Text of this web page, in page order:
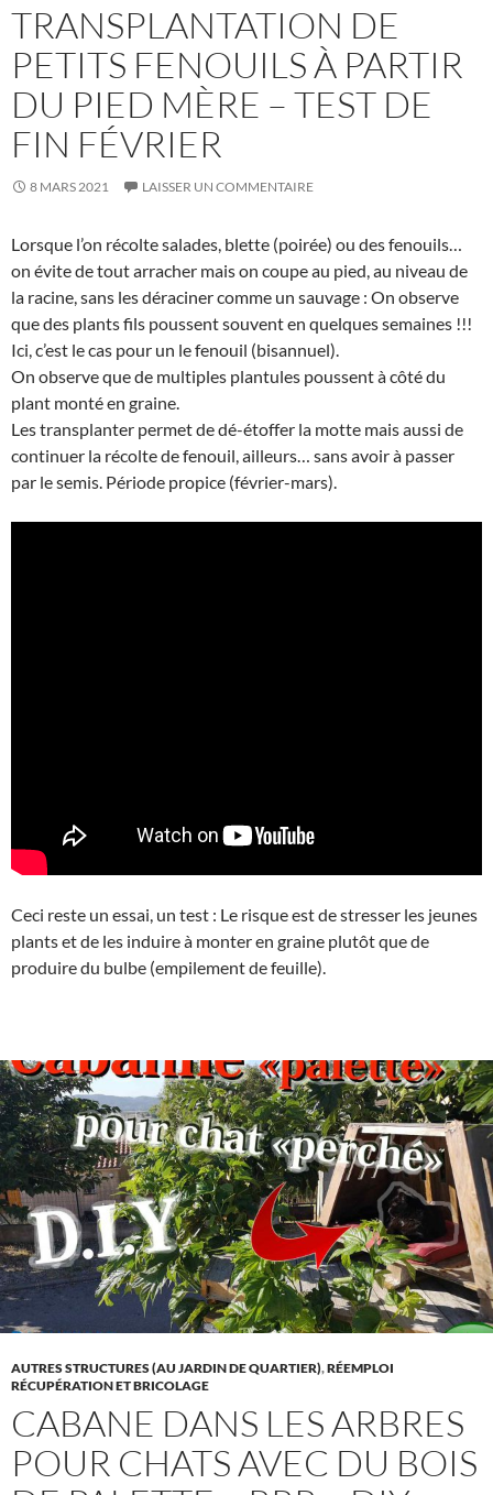
TRANSPLANTATION DE
PETITS FENOUILS À PARTIR
DU PIED MÈRE – TEST DE
FIN FÉVRIER
8 MARS 2021 LAISSER UN COMMENTAIRE
Lorsque l’on récolte salades, blette (poirée) ou des fenouils…
on évite de tout arracher mais on coupe au pied, au niveau de
la racine, sans les déraciner comme un sauvage : On observe
que des plants fils poussent souvent en quelques semaines !!!
Ici, c’est le cas pour un le fenouil (bisannuel).
On observe que de multiples plantules poussent à côté du
plant monté en graine.
Les transplanter permet de dé-étoffer la motte mais aussi de
continuer la récolte de fenouil, ailleurs… sans avoir à passer
par le semis. Période propice (février-mars).
Ceci reste un essai, un test : Le risque est de stresser les jeunes
plants et de les induire à monter en graine plutôt que de
produire du bulbe (empilement de feuille).
AUTRES STRUCTURES (AU JARDIN DE QUARTIER),RÉEMPLOI
RÉCUPÉRATION ET BRICOLAGE
CABANE DANS LES ARBRES
POUR CHATS AVEC DU BOIS